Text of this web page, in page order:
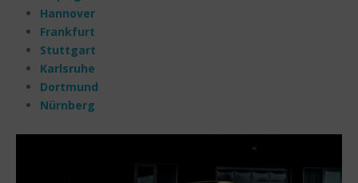
Hannover
Frankfurt
Stuttgart
Karlsruhe
Dortmund
Nürnberg